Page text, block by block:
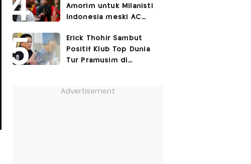
Amorim untuk Milanisti
Indonesia meski AC
di SUGBK
Erick Thohir Sambut
Positif Klub Top Dunia
Tur Pramusim di
Advertisement